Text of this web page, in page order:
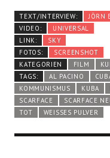
TEXT/INTERVIEW:
JÖRN
VIDEO:
UNIVERSAL
LINK:
SKY
FOTOS:
SCREENSHOT
KATEGORIEN
FILM
TAGS:
AL PACINO
KOMMUNISMUS
KUBA
SCARFACE
SCARFACE
TOT
WEISSES PULVER